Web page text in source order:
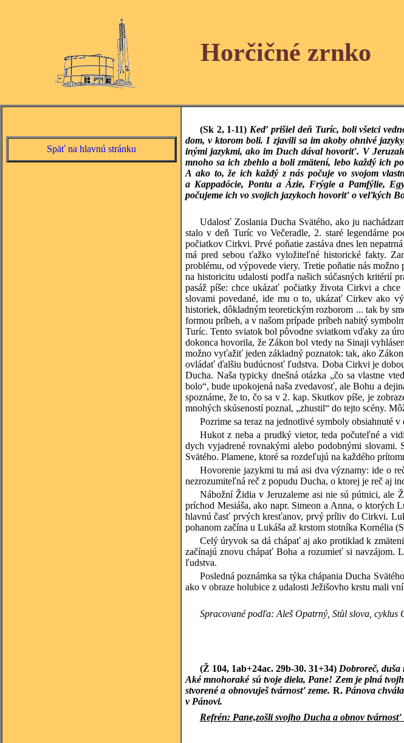
Horčičné zrnko
Späť na hlavnú stránku
(Sk 2, 1-11) Keď prišiel deň Turíc, boli všetci
dom, v ktorom boli. I zjavili sa im akoby ohnivé
inými jazykmi, ako im Duch dával hovoriť. V
mnoho sa ich zbehlo a boli zmätení, lebo každý ich
A ako to, že ich každý z nás počuje vo svojom
a Kappadócie, Pontu a Ázie, Frýgie a Pamfýlie,
počujeme ich vo svojich jazykoch hovoriť o veľkých
Udalosť Zoslania Ducha Svätého, ako ju
stalo v deň Turíc vo Večeradle, 2. staré legendárne
počiatkov Cirkvi. Prvé poňatie zastáva dnes len
má pred sebou ťažko vyložiteľné historické fakty.
problému, od výpovede viery. Tretie poňatie nás
na historicitu udalosti podľa našich súčasných kritérií
pasáž píše: chce ukázať počiatky života Cirkvi a
slovami povedané, ide mu o to, ukázať Cirkev ako
historiek, dôkladným teoretickým rozborom ... tak by
formou príbeh, a v našom prípade príbeh nabitý
Turíc. Tento sviatok bol pôvodne sviatkom vďaky za
dokonca hovorila, že Zákon bol vtedy na Sinaji
možno vyťažiť jeden základný poznatok: tak, ako
ovládať ďalšiu budúcnosť ľudstva. Doba Cirkvi je
Ducha. Naša typicky dnešná otázka „čo sa vlastne
bolo“, bude upokojená naša zvedavosť, ale Bohu a
spoznáme, že to, čo sa v 2. kap. Skutkov píše, je
mnohých skúseností poznal, „zhustil“ do tejto scény.
Pozrime sa teraz na jednotlivé symboly obsiahnuté
Hukot z neba a prudký vietor, teda počuteľné a
dych vyjadrené rovnakými alebo podobnými slovami.
Svätého. Plamene, ktoré sa rozdeľujú na každého
Hovorenie jazykmi tu má asi dva významy: ide o
nezrozumiteľná reč z popudu Ducha, o ktorej je reč aj
Nábožní Židia v Jeruzaleme asi nie sú pútnici, ale
príchod Mesiáša, ako napr. Simeon a Anna, o ktorých
hlavnú časť prvých kresťanov, prvý príliv do Cirkvi.
pohanom začína u Lukáša až krstom stotníka Kornélia
Celý úryvok sa dá chápať aj ako protiklad k
začínajú znovu chápať Boha a rozumieť si navzájom.
ľudstva.
Posledná poznámka sa týka chápania Ducha
ako v obraze holubice z udalosti Ježišovho krstu mali
Spracované podľa: Aleš Opatrný, Stůl slova,
(Ž 104, 1ab+24ac. 29b-30. 31+34) Dobroreč, duša
Aké mnohoraké sú tvoje diela, Pane! Zem je plná
stvorené a obnovuješ tvárnosť zeme. R. Pánova
v Pánovi.
Refrén: Pane,zošli svojho Ducha a obnov tvárnosť